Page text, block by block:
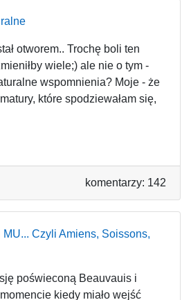
otworem.. Trochę boli ten
wiele;) ale nie o tym -
wspomnienia? Moje - że
które spodziewałam się,
komentarzy: 142
Czyli Amiens, Soissons,
poświeconą Beauvauis i
kiedy miało wejść